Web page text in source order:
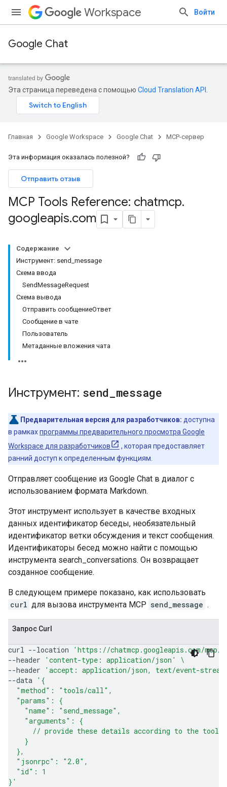
Workspace Войти
Google Chat
Эта страница переведена с помощью Cloud Translation API
Главная Google Workspace Google Chat MCP-сервер
Эта информация оказалась полезной?
Отправить отзыв
MCP Tools Reference: chatmcp.
googleapis.com
Содержание
Инструмент: send_message
Схема ввода
SendMessageRequest
Схема вывода
Отправить сообщениеОтвет
Сообщение в чате
Пользователь
Метаданные вложения чата
Инструмент: send message
Предварительная версия для разработчиков: доступна
в рамкахпрограммы предварительного просмотра Google
Workspace для разработчиков
, которая предоставляет
ранний доступ к определенным функциям.
Отправляет сообщение из Google Chat в диалог с
использованием формата Markdown.
Этот инструмент использует в качестве входных
данных идентификатор беседы, необязательный
идентификатор ветки обсуждения и текст сообщения.
Идентификаторы бесед можно найти с помощью
инструмента search_conversations. Он возвращает
созданное сообщение.
В следующем примере показано, как использовать
curl для вызова инструмента MCP send_message .
Запрос Curl
curl --location
'https://chatmcp.googleapis.com/mcp/
--header
'content-type: application/json'
\
--header
'accept: application/json, text/event-
--data '{
  "method": "tools/call",
  "params": {
    "name": "send_message",
    "arguments": {
// provide these details according to the tool
    }
  },
  "jsonrpc": "2.0",
  "id": 1
}'